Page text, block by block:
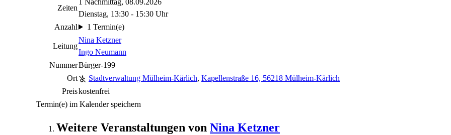
Zeiten
1 Nachmittag, 08.09.2026
Dienstag, 13:30 - 15:30 Uhr
Anzahl
1 Termin(e)
Leitung
Nina Ketzner
Ingo Neumann
NummerBürger-199
Ort
Stadtverwaltung Mülheim-Kärlich, Kapellenstraße 16, 56218 Mülheim-Kärlich
Preiskostenfrei
Termin(e) im Kalender speichern
Weitere Veranstaltungen von Nina Ketzner